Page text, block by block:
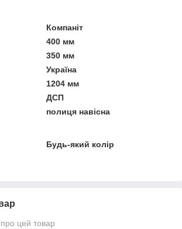
Компаніт
400 мм
350 мм
Україна
1204 мм
ДСП
полиця навісна
Будь-який колір
цей товар